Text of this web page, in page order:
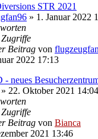
STR 2021
» 1. Januar 2022
Zugriffe
Beitrag von
2022 17:13
neues
» 22. Oktober 2021 14:04
Zugriffe
Beitrag von Bianca
2021 13:46